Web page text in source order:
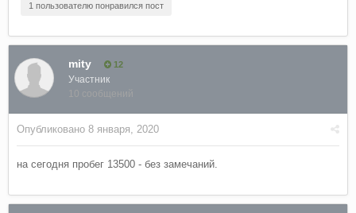
остальном, всё работает, крутится и греет и светит. Пока
недостаточным освещением, так включение противотуманок
- как "мёртвому припарка".
В целом, автомобилем доволен. Сравнил сегодня с F7x и
Арканой (была возможность); вывод: не прогадал. Волей
случая взял то, что хотел.
1 пользователю понравился пост
mity 12
Участник
10 сообщений
Опубликовано 8 января, 2020
на сегодня пробег 13500 - без замечаний.